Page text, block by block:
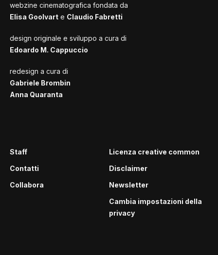
webzine cinematografica fondata da
Elisa Goolvart e Claudio Fabretti
design originale e sviluppo a cura di
Edoardo M. Cappuccio
redesign a cura di
Gabriele Brombin
Anna Quaranta
Staff
Contatti
Collabora
Licenza creative common
Disclaimer
Newsletter
Cambia impostazioni della
privacy